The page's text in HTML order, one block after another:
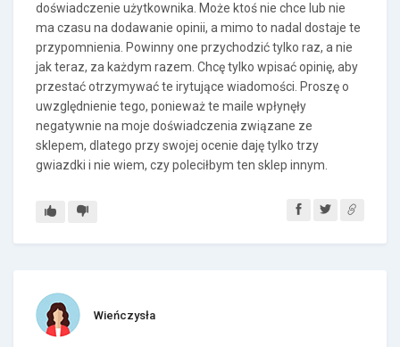
doświadczenie użytkownika. Może ktoś nie chce lub nie
ma czasu na dodawanie opinii, a mimo to nadal dostaje te
przypomnienia. Powinny one przychodzić tylko raz, a nie
jak teraz, za każdym razem. Chcę tylko wpisać opinię, aby
przestać otrzymywać te irytujące wiadomości. Proszę o
uwzględnienie tego, ponieważ te maile wpłynęły
negatywnie na moje doświadczenia związane ze
sklepem, dlatego przy swojej ocenie daję tylko trzy
gwiazdki i nie wiem, czy poleciłbym ten sklep innym.
Wieńczysła